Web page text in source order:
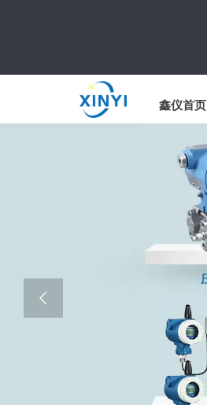
鑫仪首页
